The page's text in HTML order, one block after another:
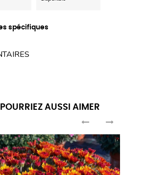
spécifiques
AUSSI AIMER
‹